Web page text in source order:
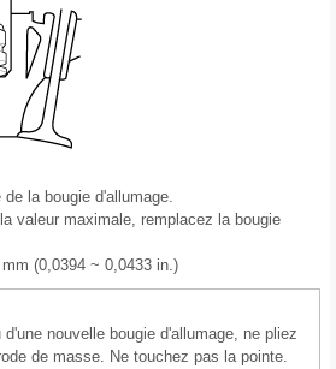
la bougie d'allumage.
valeur maximale, remplacez la bougie
(0,0394 ~ 0,0433 in.)
d'une nouvelle bougie d'allumage, ne pliez
de masse. Ne touchez pas la pointe.